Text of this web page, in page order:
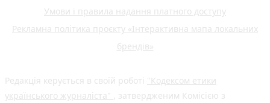
Умови і правила надання платного доступу
Рекламна політика проєкту «Інтерактивна мапа локальних
брендів»
Редакція керується в своїй роботі "Кодексом етики
українського журналіста"
, затвердженим Комісією з